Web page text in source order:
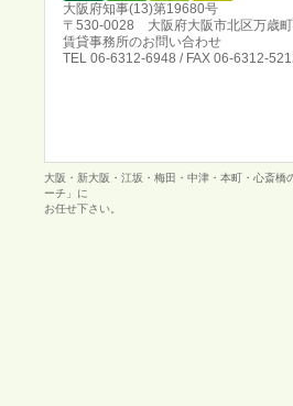
大阪府知事(13)第19680号
〒530-0028 大阪府大阪市北区万歳
賃貸事務所のお問い合わせ
TEL 06-6312-6948 / FAX 06-6312-
大阪・新大阪・江坂・梅田・中津・本町・心斎
ーチ」に
お任せ下さい。